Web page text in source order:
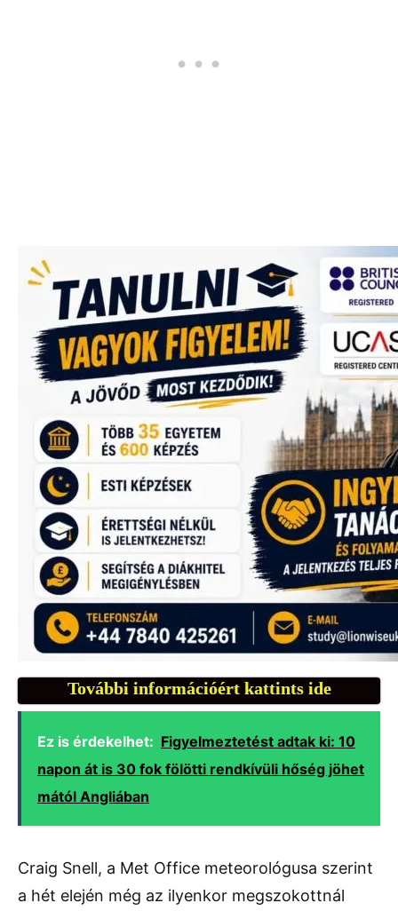
További információért kattints ide
Ez is érdekelhet: Figyelmeztetést adtak ki: 10
napon át is 30 fok fölötti rendkívüli hőség jöhet
mától Angliában
Craig Snell, a Met Office meteorológusa szerint
a hét elején még az ilyenkor megszokottnál